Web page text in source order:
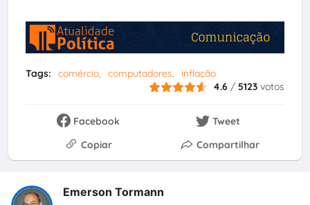
Tags: comércio computadores
inflação
4.6 /5123 votos
Facebook
Tweet
Copiar
Compartilhar
Emerson Tormann